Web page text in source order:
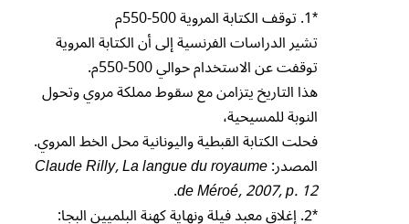
*1. توقف الكتابة المروية 500-550م
تشير الدراسات الفرنسية إلى أن الكتابة المروية
توقفت عن الاستخدام حوالي 500-550م.
هذا التاريخ يتزامن مع سقوط مملكة مروي وتحول
النوبة للمسيحية،
فحلت الكتابة القبطية واليونانية محل الخط المروي.
المصدر:Claude Rilly, La langue du royaume
de Méroé, 2007, p. 12
.
*2. إغلاق معبد فيلة ونهاية كهنة البلميين البجا: